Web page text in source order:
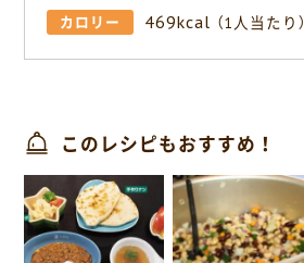
カロリー 469kcal （1人当たり）
このレシピもおすすめ！